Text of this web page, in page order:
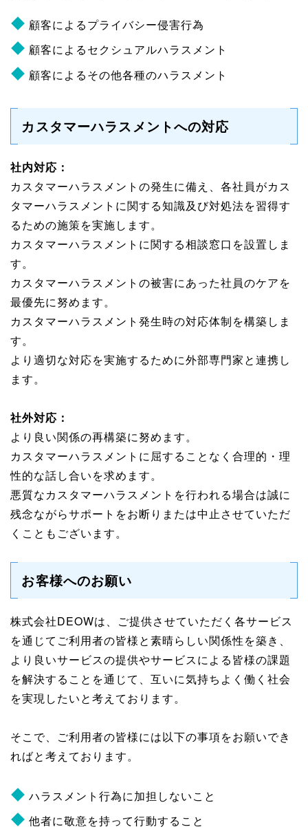
顧客によるプライバシー侵害行為
顧客によるセクシュアルハラスメント
顧客によるその他各種のハラスメント
カスタマーハラスメントへの対応
社内対応：
カスタマーハラスメントの発生に備え、各社員がカス
タマーハラスメントに関する知識及び対処法を習得す
るための施策を実施します。
カスタマーハラスメントに関する相談窓口を設置しま
す。
カスタマーハラスメントの被害にあった社員のケアを
最優先に努めます。
カスタマーハラスメント発生時の対応体制を構築しま
す。
より適切な対応を実施するために外部専門家と連携し
ます。
社外対応：
より良い関係の再構築に努めます。
カスタマーハラスメントに屈することなく合理的・理
性的な話し合いを求めます。
悪質なカスタマーハラスメントを行われる場合は誠に
残念ながらサポートをお断りまたは中止させていただ
くこともございます。
お客様へのお願い
株式会社DEOWは、ご提供させていただく各サービス
を通じてご利用者の皆様と素晴らしい関係性を築き、
より良いサービスの提供やサービスによる皆様の課題
を解決することを通じて、互いに気持ちよく働く社会
を実現したいと考えております。
そこで、ご利用者の皆様には以下の事項をお願いでき
ればと考えております。
ハラスメント行為に加担しないこと
他者に敬意を持って行動すること